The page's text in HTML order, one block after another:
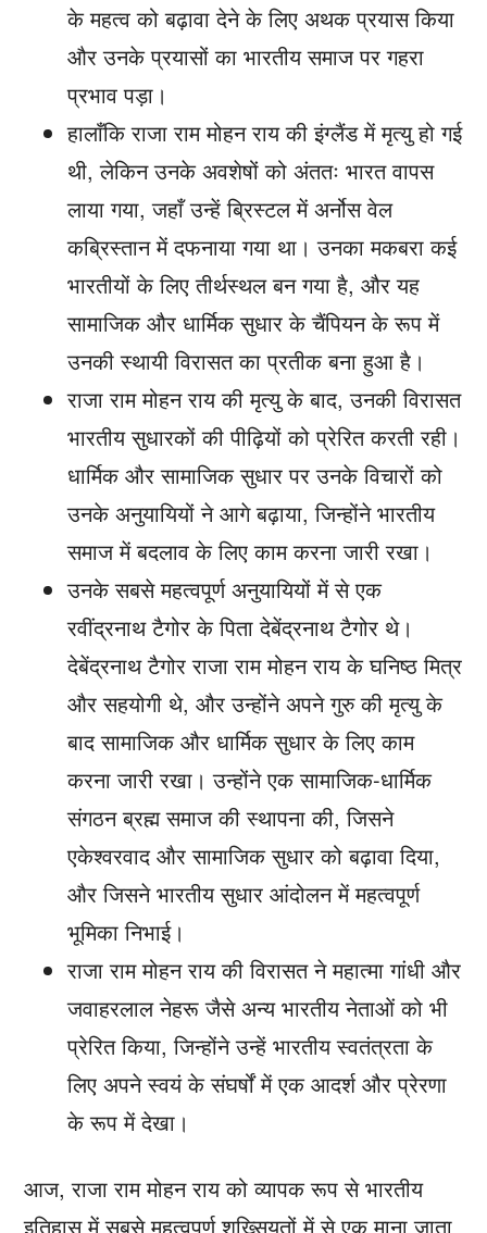
के महत्व को बढ़ावा देने के लिए अथक प्रयास किया
और उनके प्रयासों का भारतीय समाज पर गहरा
प्रभाव पड़ा।
हालाँकि राजा राम मोहन राय की इंग्लैंड में मृत्यु हो गई
थी, लेकिन उनके अवशेषों को अंततः भारत वापस
लाया गया, जहाँ उन्हें ब्रिस्टल में अर्नोस वेल
कब्रिस्तान में दफनाया गया था। उनका मकबरा कई
भारतीयों के लिए तीर्थस्थल बन गया है, और यह
सामाजिक और धार्मिक सुधार के चैंपियन के रूप में
उनकी स्थायी विरासत का प्रतीक बना हुआ है।
राजा राम मोहन राय की मृत्यु के बाद, उनकी विरासत
भारतीय सुधारकों की पीढ़ियों को प्रेरित करती रही।
धार्मिक और सामाजिक सुधार पर उनके विचारों को
उनके अनुयायियों ने आगे बढ़ाया, जिन्होंने भारतीय
समाज में बदलाव के लिए काम करना जारी रखा।
उनके सबसे महत्वपूर्ण अनुयायियों में से एक
रवींद्रनाथ टैगोर के पिता देबेंद्रनाथ टैगोर थे।
देबेंद्रनाथ टैगोर राजा राम मोहन राय के घनिष्ठ मित्र
और सहयोगी थे, और उन्होंने अपने गुरु की मृत्यु के
बाद सामाजिक और धार्मिक सुधार के लिए काम
करना जारी रखा। उन्होंने एक सामाजिक-धार्मिक
संगठन ब्रह्म समाज की स्थापना की, जिसने
एकेश्वरवाद और सामाजिक सुधार को बढ़ावा दिया,
और जिसने भारतीय सुधार आंदोलन में महत्वपूर्ण
भूमिका निभाई।
राजा राम मोहन राय की विरासत ने महात्मा गांधी और
जवाहरलाल नेहरू जैसे अन्य भारतीय नेताओं को भी
प्रेरित किया, जिन्होंने उन्हें भारतीय स्वतंत्रता के
लिए अपने स्वयं के संघर्षों में एक आदर्श और प्रेरणा
के रूप में देखा।
आज, राजा राम मोहन राय को व्यापक रूप से भारतीय
इतिहास में सबसे महत्वपूर्ण शख्सियतों में से एक माना जाता